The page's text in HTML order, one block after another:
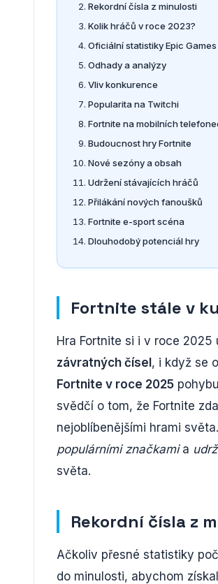
Rekordní čísla z minulosti
Kolik hráčů v roce 2023?
Oficiální statistiky Epic Games
Odhady a analýzy
Vliv konkurence
Popularita na Twitchi
Fortnite na mobilních
Budoucnost hry Fortnite
Nové sezóny a obsah
Udržení stávajících hráčů
Přilákání nových fanoušků
Fortnite e-sport scéna
Dlouhodobý potenciál hry
Fortnite stále v
Hra Fortnite si i v roce
závratných čísel , i když se
Fortnite v roce 2025
svědčí o tom, že Fortnite
nejoblíbenějšími hrami
populárními značkamia
světa.
Rekordní čísla z
Ačkoliv přesné statistiky
do minulosti, abychom